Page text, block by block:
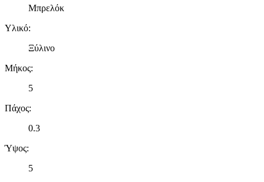
Μπρελόκ
Υλικό:
Ξύλινο
Μήκος:
5
Πάχος:
0.3
Ύψος:
5